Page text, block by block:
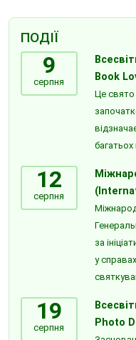
ПОДІЇ
9
серпня
Book
Це свято
багатьох
12
серпня
за
у
19
серпня
Photo